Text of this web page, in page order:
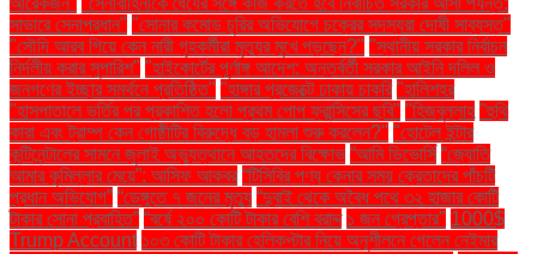
সাভারে সেনাপ্রধান" "সোনার কমোড চুরির অভিযোগে চক্রের সদস্যরা দোষী সাব্যস্ত"
"সৌদি আরব গিয়ে কেন নারী গৃহকর্মীরা মৃত্যুর মুখে পড়ছেন?" "স্থানীয় সরকার নির্বাচন
নির্দলীয় করার সুপারিশ" "হাইকোর্টের পূর্ণাঙ্গ আদেশ: অন্তর্বর্তী সরকার আইনি দলিল ও
জনগণের ইচ্ছার সমর্থনে প্রতিষ্ঠিত" "হাঙ্গার প্রজেক্টে ঢাকায় চাকরি "হালিশহর
"হাসপাতালে ভর্তির পর প্রকাশিত হলো প্রথম পোপ ফ্রান্সিসের ছবি" "হিজবুল্লাহ "হুথি
কারা এবং ট্রাম্প কেন গোষ্ঠীটির বিরুদ্ধে বড় হামলা শুরু করলেন?" "হোটেল ইন্টার
কন্টিনেন্টালের সামনে জুলাই অভ্যুত্থানে আহতদের বিক্ষোভ “আমি ডিভোর্সি “জ্যোতি
আমার কুমিল্লার মেয়ে”: আসিফ আকবর “টিসিবির পণ্য কেনার সময় ক্রেতাদের পাঁচটি
প্রধান অভিযোগ” “ডেঙ্গুতে ৭ জনের মৃত্যু “দুবাই থেকে অবৈধ পথে ৩২ হাজার কোটি
টাকার সোনা প্রবাহিত” “বর্ষে ২০০ কোটি টাকার বেশি বরাদ্দ ১ জন গ্রেপ্তার" 1000$
Trump Account ১০৩ কোটি টাকার হেলিকপ্টার নিয়ে অনুশীলনে গেলেন নেইমার